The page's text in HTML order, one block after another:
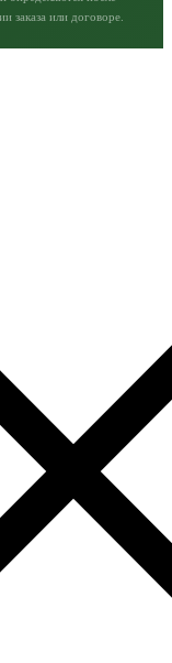
заказа или договоре.